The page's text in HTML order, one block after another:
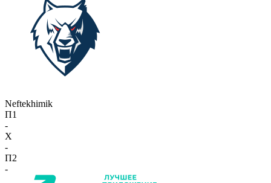
Neftekhimik
П1
-
X
-
П2
-